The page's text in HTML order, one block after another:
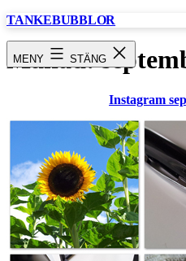
Hoppa
TANKEBUBBLOR
MENY STÄNG
Månad:
Instagram